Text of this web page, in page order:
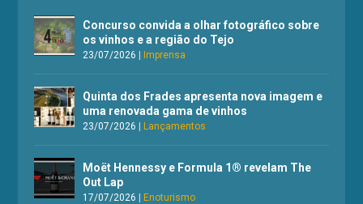
Concurso convida a olhar fotográfico sobre
os vinhos e a região do Tejo
23/07/2026 |Imprensa
Quinta dos Frades apresenta nova imagem e
uma renovada gama de vinhos
23/07/2026 |Lançamentos
Moët Hennessy e Formula 1® revelam The
Out Lap
17/07/2026 |Enoturismo